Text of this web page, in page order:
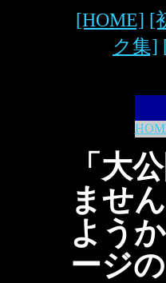
[HOME] [
ク集]
「大
ませ
よう
ージ